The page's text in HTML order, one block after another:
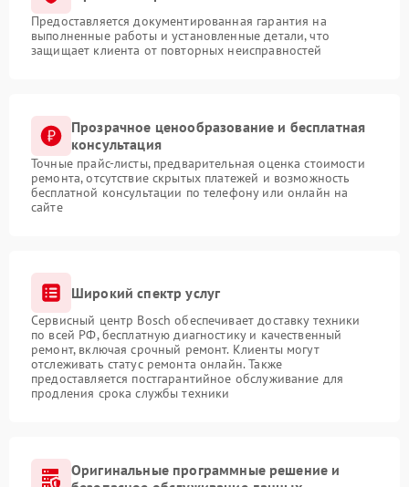
Предоставляется документированная гарантия на
выполненные работы и установленные детали, что
защищает клиента от повторных неисправностей
Прозрачное ценообразование и бесплатная
консультация
Точные прайс-листы, предварительная оценка стоимости
ремонта, отсутствие скрытых платежей и возможность
бесплатной консультации по телефону или онлайн на
сайте
Широкий спектр услуг
Сервисный центр Bosch обеспечивает доставку техники
по всей РФ, бесплатную диагностику и качественный
ремонт, включая срочный ремонт. Клиенты могут
отслеживать статус ремонта онлайн. Также
предоставляется постгарантийное обслуживание для
продления срока службы техники
Оригинальные программные решение и